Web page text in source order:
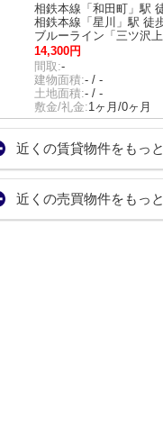
相鉄本線「和田町」駅
相鉄本線「星川」駅 徒
ブルーライン「三ツ沢
14,300円
間取:-
建物面積:- / -
土地面積:- / -
敷金/礼金:1ヶ月/0ヶ月
近くの賃貸物件をもっ
近くの売買物件をもっ